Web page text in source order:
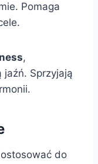
Pomaga
,
Sprzyjają
do